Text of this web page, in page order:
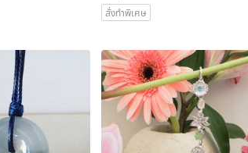
สั่งทำพิเศษ